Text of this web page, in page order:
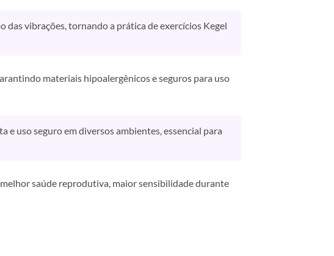
vibrações, tornando a prática de exercícios Kegel
materiais hipoalergênicos e seguros para uso
e uso seguro em diversos ambientes, essencial para
saúde reprodutiva, maior sensibilidade durante